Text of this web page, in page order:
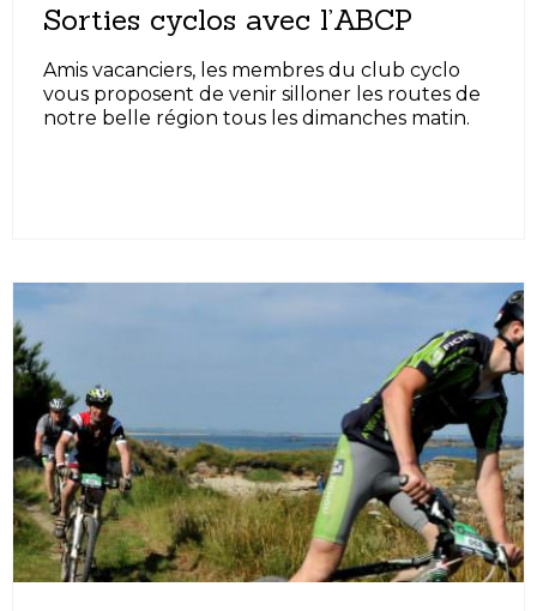
Sorties cyclos avec l’ABCP
Amis vacanciers, les membres du club cyclo
vous proposent de venir silloner les routes de
notre belle région tous les dimanches matin.